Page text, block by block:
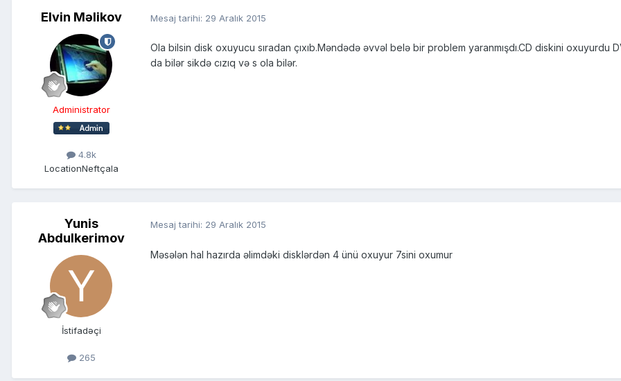
Elvin Məlikov
Administrator
4.8k
LocationNeftçala
Mesaj tarihi: 29 Aralık 2015
Ola bilsin disk oxuyucu sıradan çıxıb.Məndədə əvvəl belə bir problem yaranmışdı.CD diskini oxuyurdu
da bilər sikdə cızıq və s ola bilər.
Yunis
Abdulkerimov
İstifadəçi
265
Mesaj tarihi: 29 Aralık 2015
Məsələn hal hazırda əlimdəki disklərdən 4 ünü oxuyur 7sini oxumur